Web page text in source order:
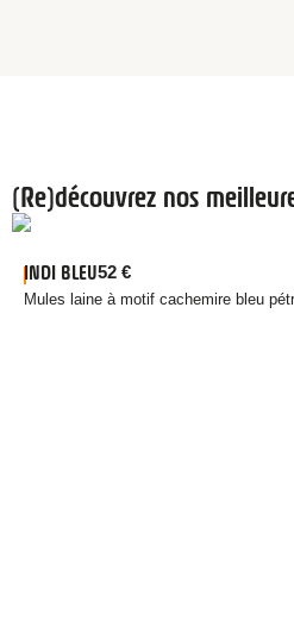
(Re)découvrez nos
INDI BLEU52 €
Mules laine à motif cachemire bleu